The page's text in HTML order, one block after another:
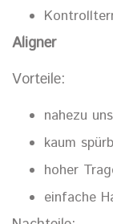
Aligner
Vorteile:
nahezu
kaum
hoher
einfache